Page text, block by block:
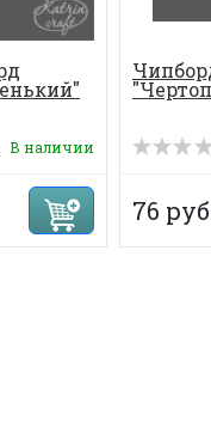
В наличии
76